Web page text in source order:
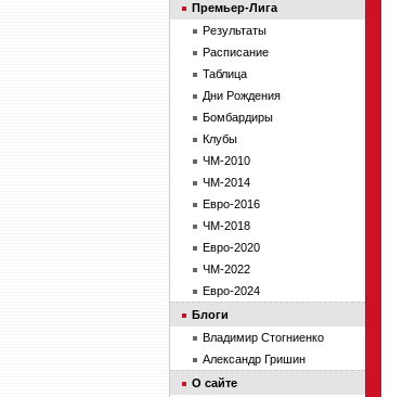
Премьер-Лига
Результаты
Расписание
Таблица
Дни Рождения
Бомбардиры
Клубы
ЧМ-2010
ЧМ-2014
Евро-2016
ЧМ-2018
Евро-2020
ЧМ-2022
Евро-2024
Блоги
Владимир Стогниенко
Александр Гришин
О сайте